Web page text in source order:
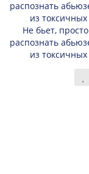
Не бьет,
распознать
из